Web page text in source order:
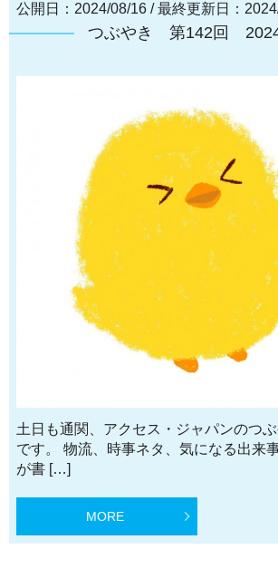
公開日：2024/08/16 /最終更新日：
つぶやき 第142回
土日も通関、アクセス・ジャパンのつ
です。 物流、時事ネタ、気になる出来
が書 […]
MORE